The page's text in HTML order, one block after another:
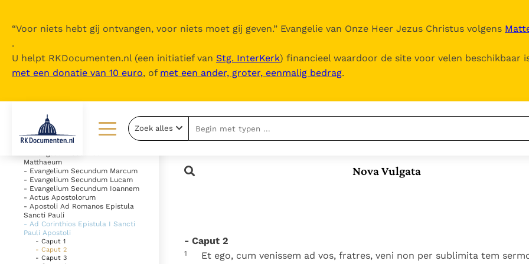
“Voor niets hebt gij ontvangen, voor niets moet gij geven.” Evangelie van Onze Heer Jezus Christus volgens
.
U helpt RKDocumenten.nl (een initiatief van Stg. InterKerk) financieel waardoor de site voor velen beschikbaar
met een donatie van 10 euro, of met een ander, groter, eenmalig bedrag.
Lezen
Documenten
Bijbel
Thema’s
Berichten
Over ons
Over RK Documenten
Nieuwsbrief
parel van Gods
Gods Koninkrijk
Het Vaticaan publiceert
toe
stad is zowel een gave
Zoek alles
Nova Vulgata
uitklappen
- Vetus Testamentum
- Novum Testamentum
Matthaeum
- Evangelium Secundum Marcum
- Evangelium Secundum Lucam
- Evangelium Secundum Ioannem
- Actus Apostolorum
- Apostoli Ad Romanos Epistula
Sancti Pauli
- Ad Corinthios Epistula I Sancti
Pauli Apostoli
- Caput 1
- Caput 2
- Caput 3
- Caput 2
1
Et ego, cum venissem ad vos, fratres, veni non per sublimita tem